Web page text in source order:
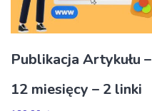
Publikacja Artykułu –
12 miesięcy – 2 linki